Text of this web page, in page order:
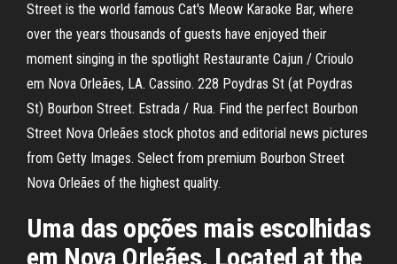
Street is the world famous Cat's Meow Karaoke Bar, where
over the years thousands of guests have enjoyed their
moment singing in the spotlight Restaurante Cajun / Crioulo
em Nova Orleães, LA. Cassino. 228 Poydras St (at Poydras
St) Bourbon Street. Estrada / Rua. Find the perfect Bourbon
Street Nova Orleães stock photos and editorial news pictures
from Getty Images. Select from premium Bourbon Street
Nova Orleães of the highest quality.
Uma das opções mais escolhidas
em Nova Orleães. Located at the